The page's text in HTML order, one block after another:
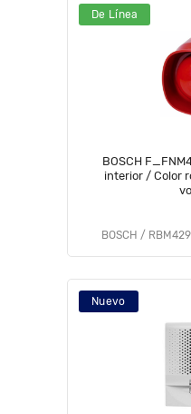
De Línea
BOSCH
interior / Color rojo
BOSCH /
Nuevo